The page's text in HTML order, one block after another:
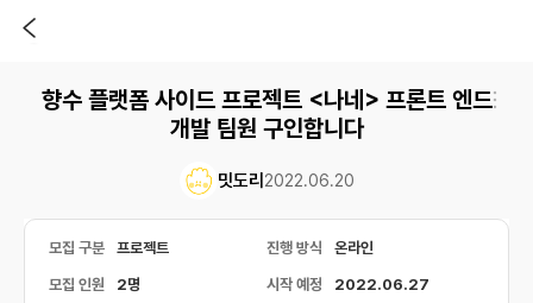
향수 플랫폼 사이드 프로젝트 <나네> 프론트 엔드
개발 팀원 구인합니다
밋도리 2022.06.20
모집 구분 프로젝트 진행 방식 온라인
모집 인원 2명 시작 예정 2022.06.27